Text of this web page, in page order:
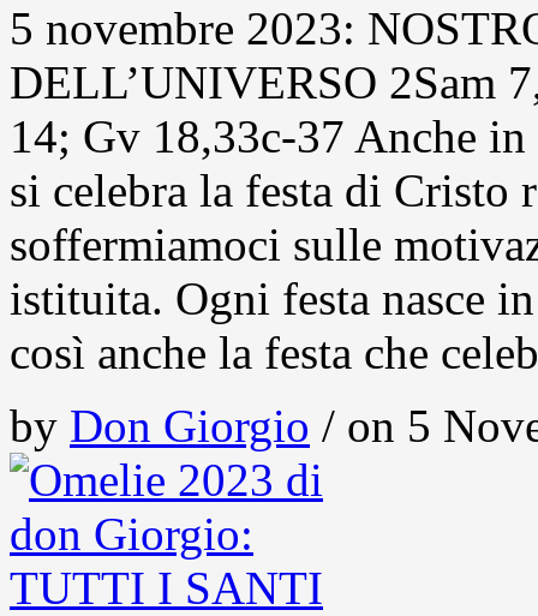
5 novembre 2023:
DELL’UNIVERSO 2Sam
14; Gv 18,33c-37 Anche
si celebra la festa di Cristo
soffermiamoci sulle
istituita. Ogni festa nasce
così anche la festa che
by Don Giorgio / on 5